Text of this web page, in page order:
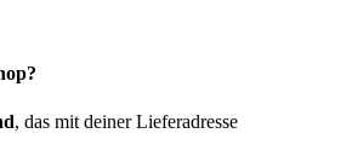
, das mit deiner Lieferadresse